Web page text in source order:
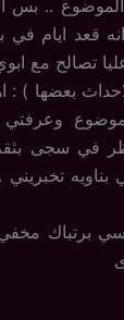
.. بس
قعد ايام
تصالح مع
بعضها ) :
وعرفتي
في سجى
مخفي :